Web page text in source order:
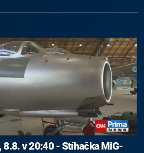
v 20:40 - Stíhačka MiG-